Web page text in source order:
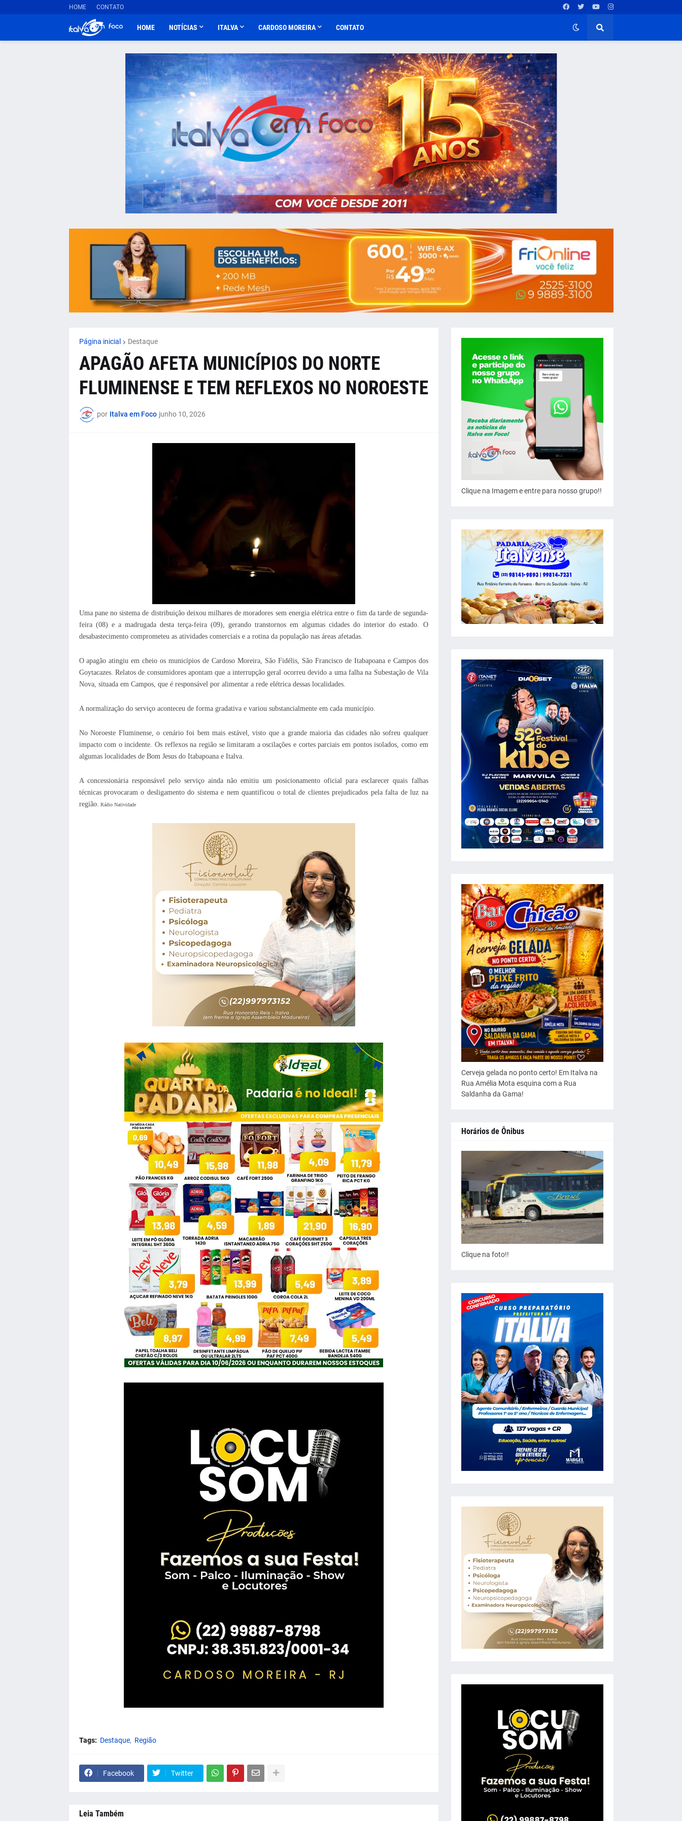
HOME CONTATO
HOME NOTÍCIAS ITALVA CARDOSO MOREIRA CONTATO
Página inicial Destaque
APAGÃO AFETA MUNICÍPIOS DO NORTE
FLUMINENSE E TEM REFLEXOS NO NOROESTE
por Italva em Foco junho 10, 2026
Uma pane no sistema de distribuição deixou milhares de moradores sem energia elétrica entre o fim da tarde de segunda-
feira (08) e a madrugada desta terça-feira (09), gerando transtornos em algumas cidades do interior do estado. O
desabastecimento comprometeu as atividades comerciais e a rotina da população nas áreas afetadas.
O apagão atingiu em cheio os municípios de Cardoso Moreira, São Fidélis, São Francisco de Itabapoana e Campos dos
Goytacazes. Relatos de consumidores apontam que a interrupção geral ocorreu devido a uma falha na Subestação de Vila
Nova, situada em Campos, que é responsável por alimentar a rede elétrica dessas localidades.
A normalização do serviço aconteceu de forma gradativa e variou substancialmente em cada município.
No Noroeste Fluminense, o cenário foi bem mais estável, visto que a grande maioria das cidades não sofreu qualquer
impacto com o incidente. Os reflexos na região se limitaram a oscilações e cortes parciais em pontos isolados, como em
algumas localidades de Bom Jesus do Itabapoana e Italva.
A concessionária responsável pelo serviço ainda não emitiu um posicionamento oficial para esclarecer quais falhas
técnicas provocaram o desligamento do sistema e nem quantificou o total de clientes prejudicados pela falta de luz na
região.
Rádio Natividade
Tags: Destaque Região
Facebook Twitter
Leia Também
Clique na Imagem e entre para nosso grupo!!
Cerveja gelada no ponto certo! Em Italva na
Rua Amélia Mota esquina com a Rua
Saldanha da Gama!
Horários de Ônibus
Clique na foto!!